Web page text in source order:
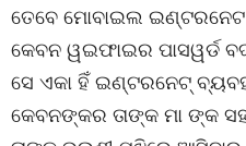
ତେବେ ମୋବାଇଲ ଇଣ୍ଟରନେଟ
କେବନ ୱଇଫାଇର ପାସୱର୍ଡ
ସେ ଏକା ହିଁ ଇଣ୍ଟରନେଟ୍
କେବନଙ୍କର ତାଙ୍କ ମା ଙ୍କ